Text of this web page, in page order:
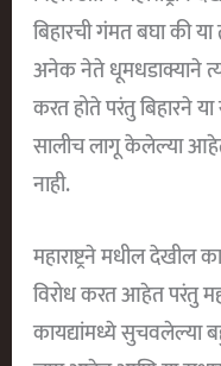
बिहारची गंमत बघा की
अनेक नेते धूमधडाक्याने
करत होते परंतु बिहारने
सालीच लागू केलेल्या
नाही.
महाराष्ट्रने मधील देखील
विरोध करत आहेत परंतु
कायद्यांमध्ये सुचवलेल्या